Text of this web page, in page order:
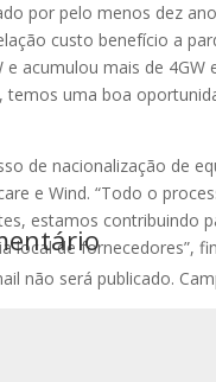
por pelo menos dez
custo benefício a
e acumulou mais de
temos uma boa
de nacionalização de
e Wind. “Todo o
estamos
local de fornecedores”,
não será publicado.